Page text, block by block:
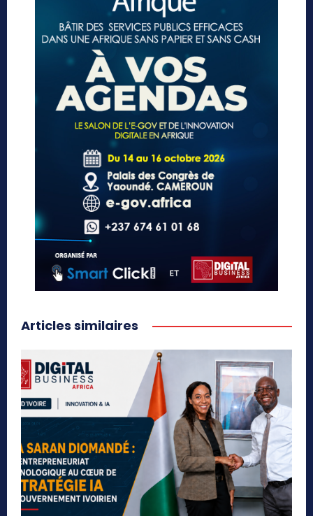
Articles similaires